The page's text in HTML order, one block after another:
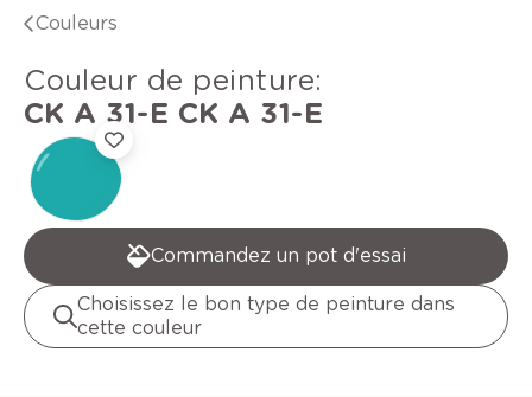
Couleurs
Couleur de peinture:
CK A 31-E CK A 31-E
Commandez un pot d'essai
Choisissez le bon type de peinture dans
cette couleur